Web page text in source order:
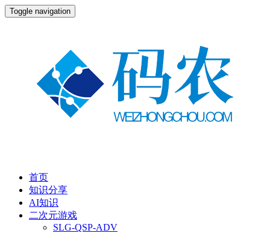
Toggle navigation
首页
知识分享
AI知识
二次元游戏
SLG-QSP-ADV